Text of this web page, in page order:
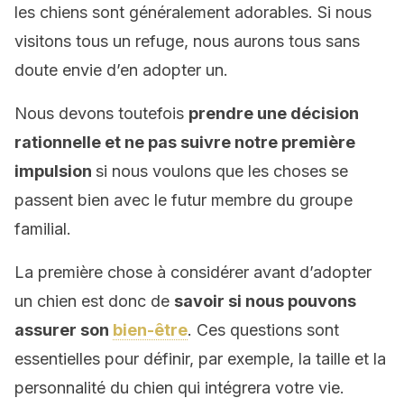
les chiens sont généralement adorables. Si nous
visitons tous un refuge, nous aurons tous sans
doute envie d’en adopter un.
Nous devons toutefois prendre une décision
rationnelle et ne pas suivre notre première
impulsion si nous voulons que les choses se
passent bien avec le futur membre du groupe
familial.
La première chose à considérer avant d’adopter
un chien est donc de savoir si nous pouvons
assurer son bien-être. Ces questions sont
essentielles pour définir, par exemple, la taille et la
personnalité du chien qui intégrera votre vie.